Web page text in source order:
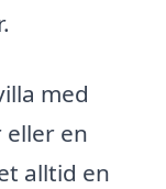
med
en
alltid en